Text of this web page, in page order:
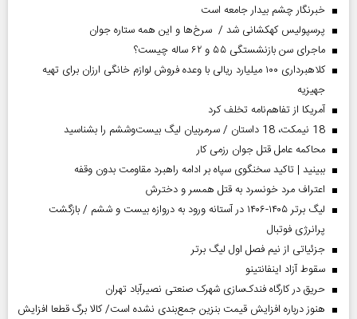
خبرنگار چشم بیدار جامعه است
پرسپولیس کهکشانی شد / سرخ‌ها و این همه ستاره جوان
ماجرای سن بازنشستگی ۵۵ و ۶۲ ساله چیست؟
کلاهبرداری ۱۰۰ میلیارد ریالی با وعده فروش لوازم خانگی ارزان برای تهیه
جهیزیه
آمریکا از تفاهم‌نامه تخلف کرد
18 نیمکت، 18 داستان / سرمربیان لیگ بیست‌وششم را بشناسید
محاکمه عامل قتل جوان رزمی کار
ببینید | تاکید سخنگوی سپاه بر ادامه راهبرد مقاومت بدون وقفه
اعتراف مرد خونسرد به قتل همسر و دخترش
لیگ برتر ۱۴۰۵-۱۴۰۶ در آستانه ورود به دروازه بیست و ششم / بازگشت
پرانرژی فوتبال
جزئیاتی از نیم فصل اول لیگ برتر
سقوط آزاد اینفانتینو
حریق در کارگاه فندک‌سازی شهرک صنعتی نصیرآباد تهران
هنوز درباره افزایش قیمت بنزین جمع‌بندی نشده است/ کالا برگ قطعا افزایش